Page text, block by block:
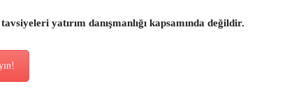
yatırım danışmanlığı kapsamında değildir.